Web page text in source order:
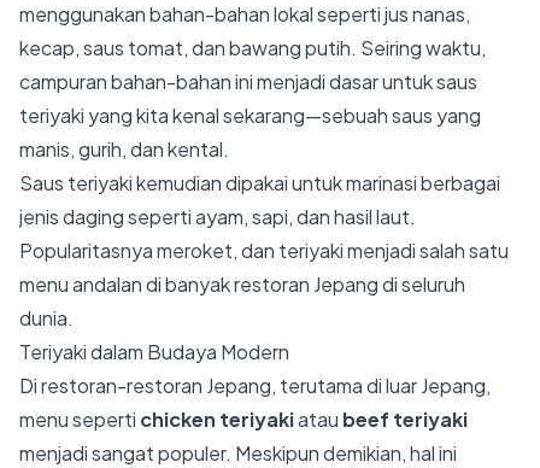
menggunakan bahan-bahan lokal seperti jus nanas,
kecap, saus tomat, dan bawang putih. Seiring waktu,
campuran bahan-bahan ini menjadi dasar untuk saus
teriyaki yang kita kenal sekarang—sebuah saus yang
manis, gurih, dan kental.
Saus teriyaki kemudian dipakai untuk marinasi berbagai
jenis daging seperti ayam, sapi, dan hasil laut.
Popularitasnya meroket, dan teriyaki menjadi salah satu
menu andalan di banyak restoran Jepang di seluruh
dunia.
Teriyaki dalam Budaya Modern
Di restoran-restoran Jepang, terutama di luar Jepang,
menu seperti chicken teriyakiatau beef teriyaki
menjadi sangat populer. Meskipun demikian, hal ini